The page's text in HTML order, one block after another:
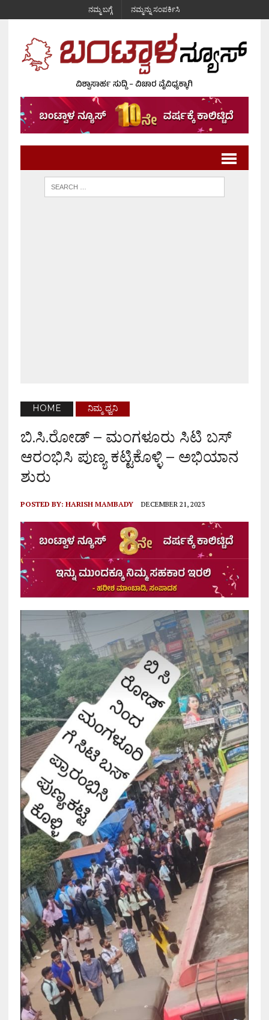
ನಮ್ಮ ಬಗ್ಗೆ ನಮ್ಮನ್ನು ಸಂಪರ್ಕಿಸಿ
HOME ನಿಮ್ಮ ಧ್ವನಿ
ಬಿ.ಸಿ.ರೋಡ್ – ಮಂಗಳೂರು ಸಿಟಿ ಬಸ್
ಆರಂಭಿಸಿ ಪುಣ್ಯ ಕಟ್ಟಿಕೊಳ್ಳಿ – ಅಭಿಯಾನ
ಶುರು
POSTED BY: HARISH MAMBADY DECEMBER 21, 2023